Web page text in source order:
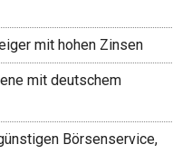
mit hohen Zinsen
mit deutschem
Börsenservice,